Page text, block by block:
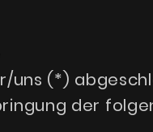
(*)
der